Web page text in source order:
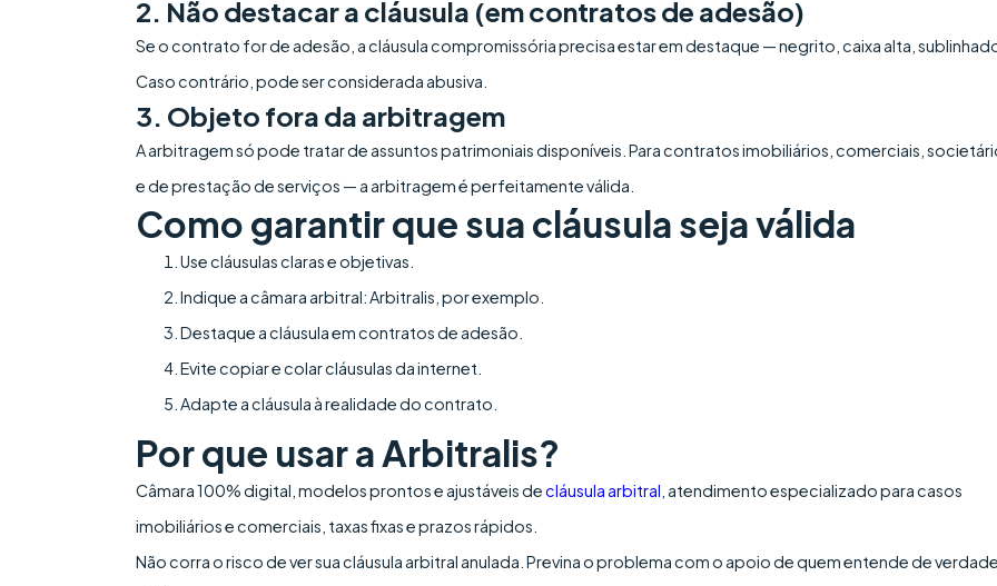
2. Não destacar a cláusula (em contratos de adesão)
Se o contrato for de adesão, a cláusula compromissória precisa estar em destaque — negrito, caixa alta,
Caso contrário, pode ser considerada abusiva.
3. Objeto fora da arbitragem
A arbitragem só pode tratar de assuntos patrimoniais disponíveis. Para contratos imobiliários, comerciais,
e de prestação de serviços — a arbitragem é perfeitamente válida.
Como garantir que sua cláusula seja válida
Use cláusulas claras e objetivas.
Indique a câmara arbitral: Arbitralis, por exemplo.
Destaque a cláusula em contratos de adesão.
Evite copiar e colar cláusulas da internet.
Adapte a cláusula à realidade do contrato.
Por que usar a Arbitralis?
Câmara 100% digital, modelos prontos e ajustáveis decláusula arbitral , atendimento especializado para casos
imobiliários e comerciais, taxas fixas e prazos rápidos.
Não corra o risco de ver sua cláusula arbitral anulada. Previna o problema com o apoio de quem entende de